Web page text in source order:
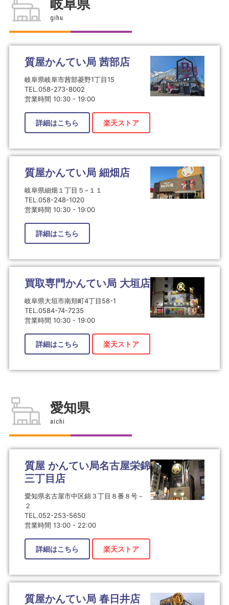
岐阜県
gihu
質屋かんてい局 茜部店
岐阜県岐阜市茜部菱野1丁目15
TEL.058-273-8002
営業時間 10:30 - 19:00
詳細はこちら 楽天ストア
質屋かんてい局 細畑店
岐阜県細畑１丁目５−１１
TEL.058-248-1020
営業時間 10:30 - 19:00
詳細はこちら
買取専門かんてい局 大垣店
岐阜県大垣市南頬町4丁目58-1
TEL.0584-74-7235
営業時間 10:30 - 19:00
詳細はこちら 楽天ストア
愛知県
aichi
質屋 かんてい局名古屋栄錦
三丁目店
愛知県名古屋市中区錦３丁目８番８号－
２
TEL.052-253-5650
営業時間 13:00 - 22:00
詳細はこちら 楽天ストア
質屋かんてい局 春日井店